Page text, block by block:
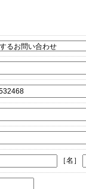
［名］